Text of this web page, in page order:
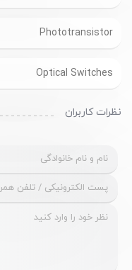
Phototransistor
Optical Switches
نظرات کاربران